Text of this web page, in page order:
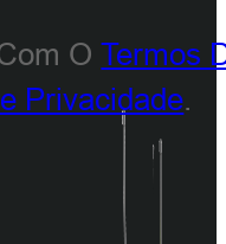
OTermos
Privacidade.